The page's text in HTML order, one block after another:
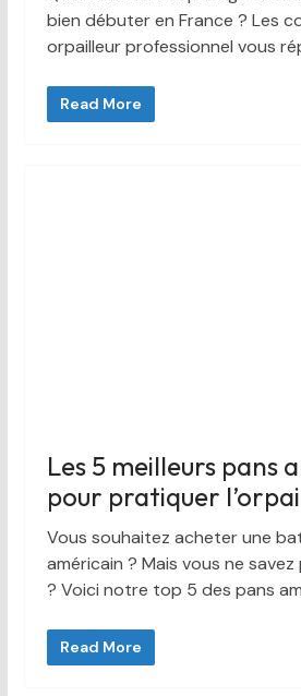
bien débuter en France ? Les
orpailleur professionnel vous
Read More
Les 5 meilleurs pans
pour pratiquer
Vous souhaitez acheter une
américain ? Mais vous ne
? Voici notre top 5 des pans
Read More